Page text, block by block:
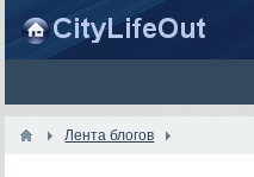
Лента блогов